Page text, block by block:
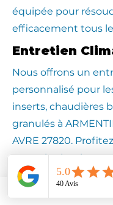
équipée pour
efficacement tous
Entretien
Nous offrons un
personnalisé pour
inserts, chaudières
granulés à
AVRE 27820.
expertise locale
longévité de votre